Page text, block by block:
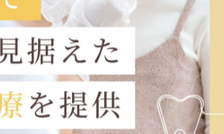
ホーム医院紹介 診療案内 料金